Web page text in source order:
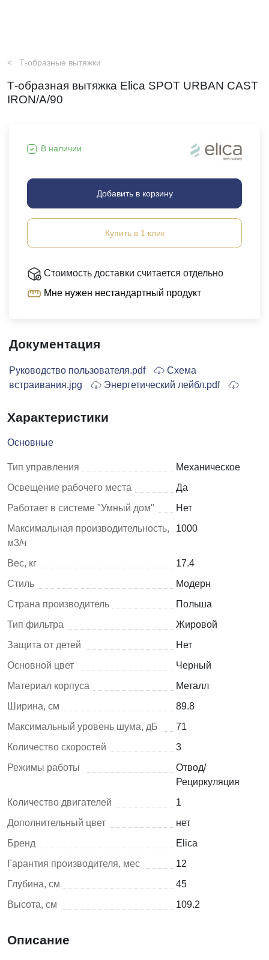
Т-образные вытяжки
Т-образная вытяжка Elica SPOT URBAN CAST
IRON/A/90
Документация
Руководство пользователя.pdf
Схема
встраивания.jpg
Энергетический лейбл.pdf
В наличии
Добавить в корзину
Купить в 1 клик
Стоимость доставки считается отдельно
Мне нужен нестандартный продукт
Характеристики
Основные
Тип управления
Механическое
Освещение рабочего места
Да
Работает в системе "Умный дом"
Нет
Максимальная производительность,
м3/ч
1000
Вес, кг
17.4
Стиль
Модерн
Страна производитель
Польша
Тип фильтра
Жировой
Защита от детей
Нет
Основной цвет
Черный
Материал корпуса
Металл
Ширина, см
89.8
Максимальный уровень шума, дБ
71
Количество скоростей
3
Режимы работы
Отвод/
Рециркуляция
Количество двигателей
1
Дополнительный цвет
нет
Бренд
Elica
Гарантия производителя, мес
12
Глубина, см
45
Высота, см
109.2
Описание